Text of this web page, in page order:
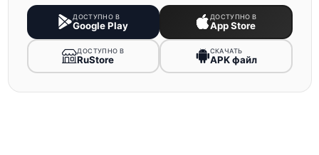
ДОСТУПНО В
Google Play
ДОСТУПНО В
App Store
ДОСТУПНО В
RuStore
СКАЧАТЬ
APK файл